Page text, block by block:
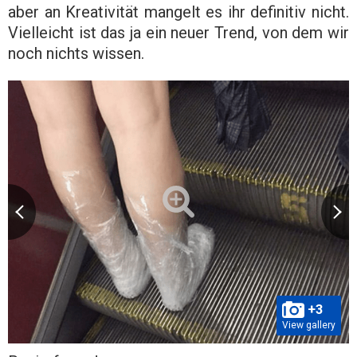
aber an Kreativität mangelt es ihr definitiv nicht.
Vielleicht ist das ja ein neuer Trend, von dem wir
noch nichts wissen.
+3
View gallery